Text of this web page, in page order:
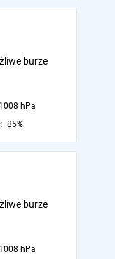
burze
1008 hPa
85%
burze
1008 hPa